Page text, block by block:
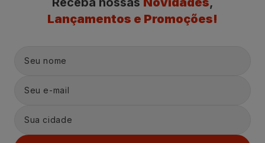
Lançamentos e Promoções!